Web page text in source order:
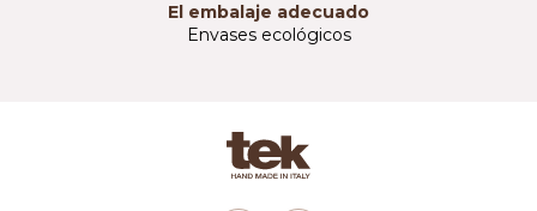
El embalaje adecuado
Envases ecológicos